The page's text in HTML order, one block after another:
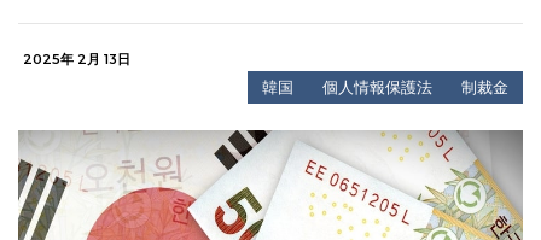
2025年 2月 13日
韓国 個人情報保護法 制裁金